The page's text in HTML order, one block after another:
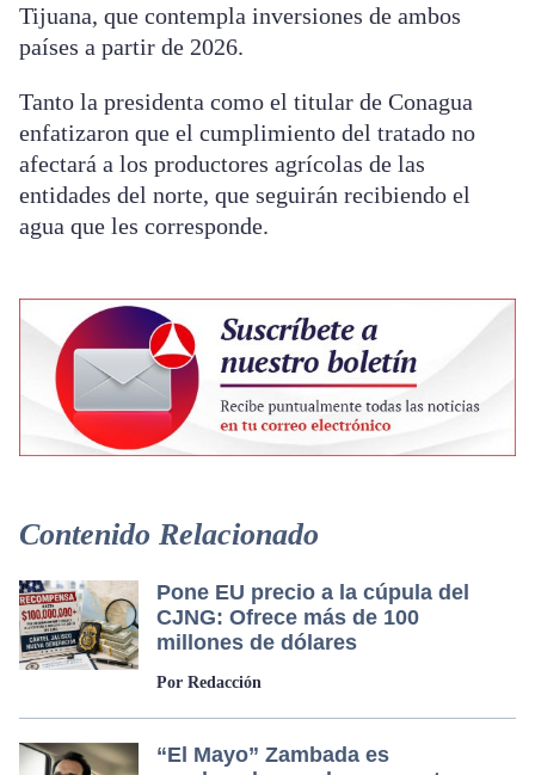
Tijuana, que contempla inversiones de ambos
países a partir de 2026.
Tanto la presidenta como el titular de Conagua
enfatizaron que el cumplimiento del tratado no
afectará a los productores agrícolas de las
entidades del norte, que seguirán recibiendo el
agua que les corresponde.
Contenido Relacionado
Pone EU precio a la cúpula del
CJNG: Ofrece más de 100
millones de dólares
Por Redacción
“El Mayo” Zambada es